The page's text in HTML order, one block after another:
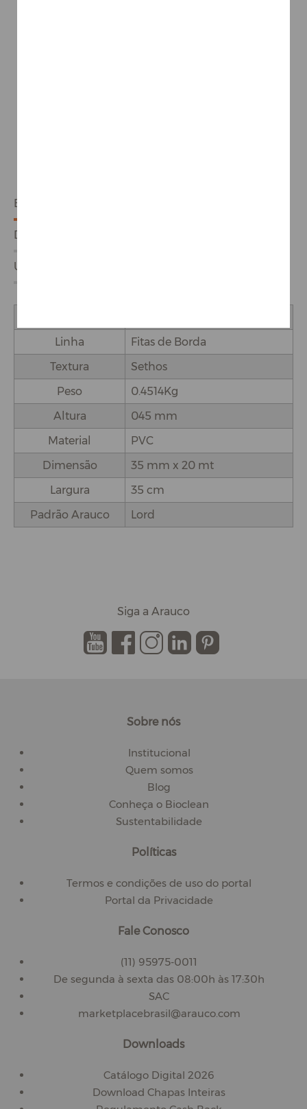
ESPECIFICAÇÕES
DETALHES DO PRODUTO
USO E APLICAÇÕES
Linha
Fitas de Borda
Textura
Sethos
Peso
0.4514Kg
Altura
045 mm
Material
PVC
Dimensão
35 mm x 20 mt
Largura
35 cm
Padrão Arauco
Lord
Siga a Arauco
. . . . .
Sobre nós
Institucional
Quem somos
Blog
Conheça o Bioclean
Sustentabilidade
Políticas
Termos e condições de uso do portal
Portal da Privacidade
Fale Conosco
(11) 95975-0011
De segunda à sexta das 08:00h às 17:30h
SAC
marketplacebrasil@arauco.com
Downloads
Catálogo Digital 2026
Download Chapas Inteiras